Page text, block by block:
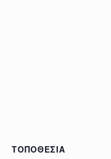
ΤΟΠΟΘΕΣΊΑ